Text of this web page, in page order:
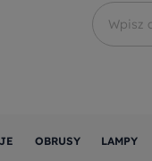
Wyszukaj
OBRUSY LAMPY